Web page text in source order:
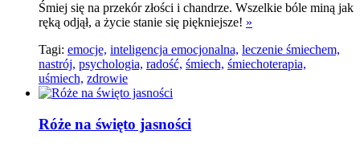
Śmiej się na przekór złości i chandrze. Wszelkie bóle miną jak
ręką odjął, a życie stanie się piękniejsze! »
Tagi: emocje, inteligencja emocjonalna, leczenie śmiechem,
nastrój, psychologia, radość, śmiech, śmiechoterapia,
uśmiech, zdrowie
Róże na święto jasności